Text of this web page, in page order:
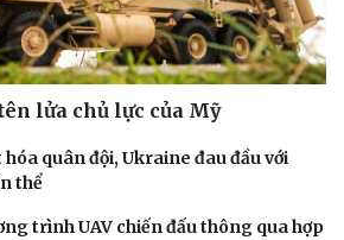
lửa chủ lực của Mỹ
quân đội, Ukraine đau đầu với
thể
trình UAV chiến đấu thông qua hợp